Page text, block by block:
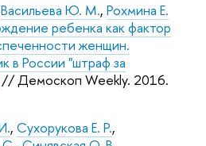
Васильева Ю. М., Рохмина Е.
ребенка как фактор
женщин.
в России "штраф за
// Демоскоп Weekly. 2016.
, Сухорукова Е. Р.,